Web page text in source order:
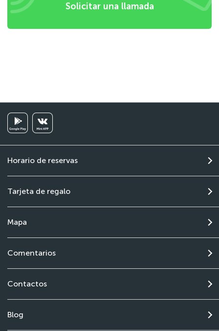
Solicitar una llamada
Horario de reservas
Tarjeta de regalo
Mapa
Comentarios
Contactos
Blog